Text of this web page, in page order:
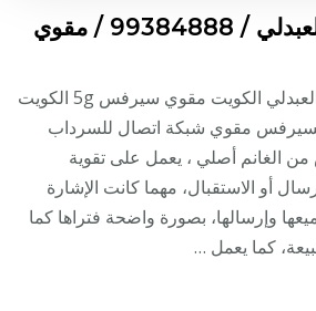
مقوي شبكة 5g العبدلي / 99384888 / مقوي
افضل مقوي شبكة 5g العبدلي الكويت مقوي سيرفس 5g الكويت
مقوي شبكة اتصال للسرداب
الغانم أصلي ، يعمل على تقوية
أو الاستقبال، مهما كانت الإشارة
وإرسالها، بصورة واضحة فتراها كما
كما يعمل …